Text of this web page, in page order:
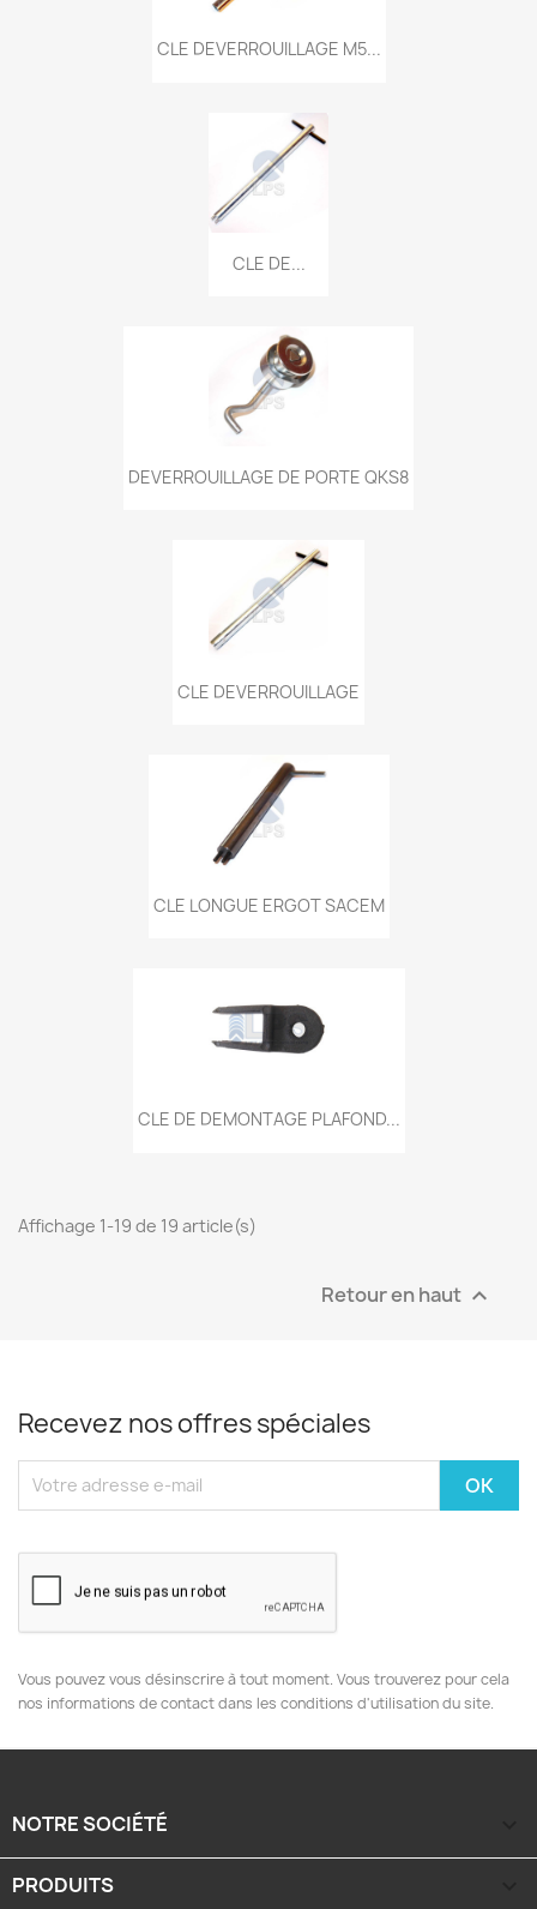
CLE DEVERROUILLAGE M5...
CLE DE...
DEVERROUILLAGE DE PORTE QKS8
CLE DEVERROUILLAGE
CLE LONGUE ERGOT SACEM
CLE DE DEMONTAGE PLAFOND...
Affichage 1-19 de 19 article(s)
Retour en haut 
Recevez nos offres spéciales
Vous pouvez vous désinscrire à tout moment. Vous trouverez pour cela
nos informations de contact dans les conditions d'utilisation du site.
NOTRE SOCIÉTÉ
PRODUITS